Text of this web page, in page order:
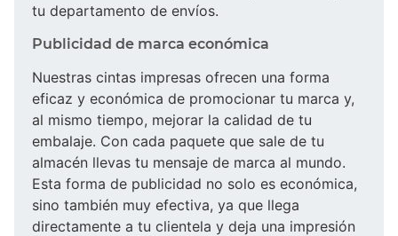
tu departamento de envíos.
Publicidad de marca económica
Nuestras cintas impresas ofrecen una forma
eficaz y económica de promocionar tu marca y,
al mismo tiempo, mejorar la calidad de tu
embalaje. Con cada paquete que sale de tu
almacén llevas tu mensaje de marca al mundo.
Esta forma de publicidad no solo es económica,
sino también muy efectiva, ya que llega
directamente a tu clientela y deja una impresión